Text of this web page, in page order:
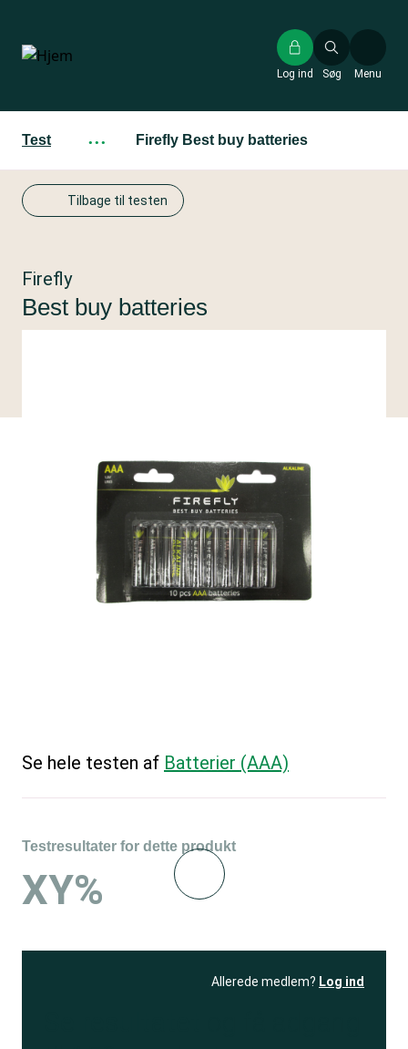
hovedindhold
Søg
Log ind Menu
Test ··· Firefly Best buy batteries
Tilbage til testen
Firefly
Best buy batteries
Se hele testen af Batterier (AAA)
Testresultater for dette produkt
XY%
Allerede medlem? Log ind